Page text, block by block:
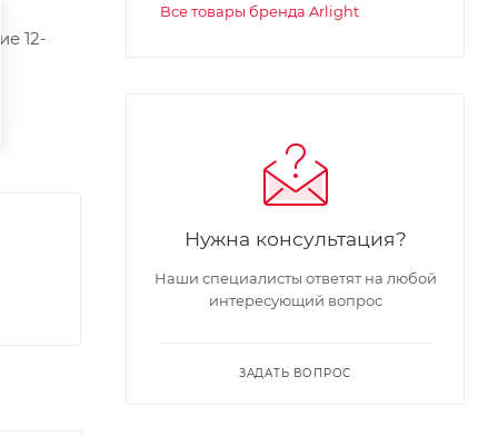
12-
Все товары бренда Arlight
Нужна консультация?
Наши специалисты ответят на любой
интересующий вопрос
ЗАДАТЬ ВОПРОС